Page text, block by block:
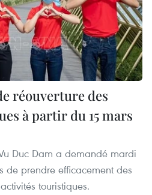
réouverture des
à partir du 15 mars
Duc Dam a demandé mardi
de prendre efficacement des
touristiques.